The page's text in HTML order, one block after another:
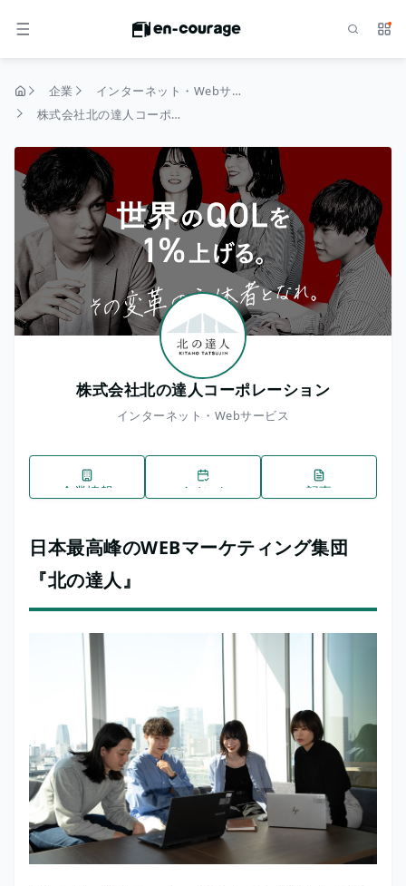
メニュー サ
企業
インターネット・Webサービス
株式会社北の達人コーポレーション
株式会社北の達人コーポレーション
インターネット・Webサービス
企業情報 イベント 記事
日本最高峰のWEBマーケティング集団
『北の達人』